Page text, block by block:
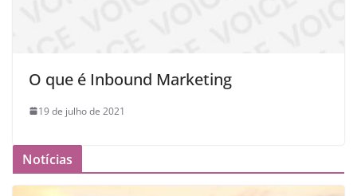
O que é Inbound Marketing
19 de julho de 2021
Notícias